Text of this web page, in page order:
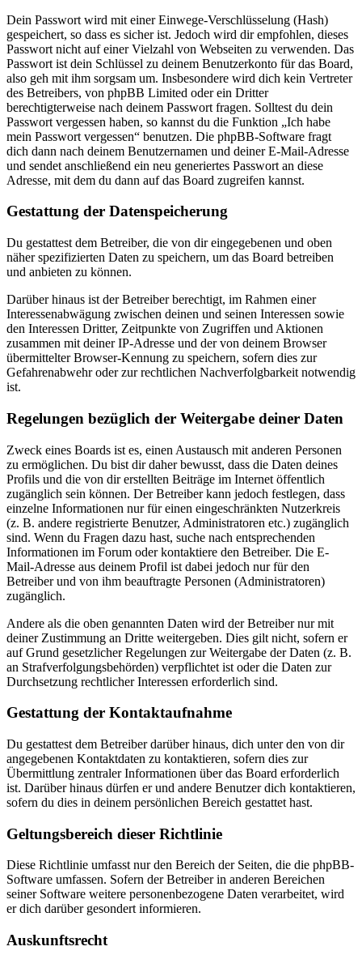
Dein Passwort wird mit einer Einwege-Verschlüsselung (Hash)
gespeichert, so dass es sicher ist. Jedoch wird dir empfohlen, dieses
Passwort nicht auf einer Vielzahl von Webseiten zu verwenden. Das
Passwort ist dein Schlüssel zu deinem Benutzerkonto für das Board,
also geh mit ihm sorgsam um. Insbesondere wird dich kein Vertreter
des Betreibers, von phpBB Limited oder ein Dritter
berechtigterweise nach deinem Passwort fragen. Solltest du dein
Passwort vergessen haben, so kannst du die Funktion „Ich habe
mein Passwort vergessen“ benutzen. Die phpBB-Software fragt
dich dann nach deinem Benutzernamen und deiner E-Mail-Adresse
und sendet anschließend ein neu generiertes Passwort an diese
Adresse, mit dem du dann auf das Board zugreifen kannst.
Gestattung der Datenspeicherung
Du gestattest dem Betreiber, die von dir eingegebenen und oben
näher spezifizierten Daten zu speichern, um das Board betreiben
und anbieten zu können.
Darüber hinaus ist der Betreiber berechtigt, im Rahmen einer
Interessenabwägung zwischen deinen und seinen Interessen sowie
den Interessen Dritter, Zeitpunkte von Zugriffen und Aktionen
zusammen mit deiner IP-Adresse und der von deinem Browser
übermittelter Browser-Kennung zu speichern, sofern dies zur
Gefahrenabwehr oder zur rechtlichen Nachverfolgbarkeit notwendig
ist.
Regelungen bezüglich der Weitergabe deiner Daten
Zweck eines Boards ist es, einen Austausch mit anderen Personen
zu ermöglichen. Du bist dir daher bewusst, dass die Daten deines
Profils und die von dir erstellten Beiträge im Internet öffentlich
zugänglich sein können. Der Betreiber kann jedoch festlegen, dass
einzelne Informationen nur für einen eingeschränkten Nutzerkreis
(z. B. andere registrierte Benutzer, Administratoren etc.) zugänglich
sind. Wenn du Fragen dazu hast, suche nach entsprechenden
Informationen im Forum oder kontaktiere den Betreiber. Die E-
Mail-Adresse aus deinem Profil ist dabei jedoch nur für den
Betreiber und von ihm beauftragte Personen (Administratoren)
zugänglich.
Andere als die oben genannten Daten wird der Betreiber nur mit
deiner Zustimmung an Dritte weitergeben. Dies gilt nicht, sofern er
auf Grund gesetzlicher Regelungen zur Weitergabe der Daten (z. B.
an Strafverfolgungsbehörden) verpflichtet ist oder die Daten zur
Durchsetzung rechtlicher Interessen erforderlich sind.
Gestattung der Kontaktaufnahme
Du gestattest dem Betreiber darüber hinaus, dich unter den von dir
angegebenen Kontaktdaten zu kontaktieren, sofern dies zur
Übermittlung zentraler Informationen über das Board erforderlich
ist. Darüber hinaus dürfen er und andere Benutzer dich kontaktieren,
sofern du dies in deinem persönlichen Bereich gestattet hast.
Geltungsbereich dieser Richtlinie
Diese Richtlinie umfasst nur den Bereich der Seiten, die die phpBB-
Software umfassen. Sofern der Betreiber in anderen Bereichen
seiner Software weitere personenbezogene Daten verarbeitet, wird
er dich darüber gesondert informieren.
Auskunftsrecht